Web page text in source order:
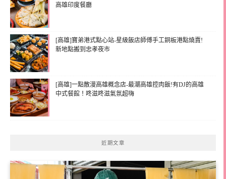
高雄印度餐廳
[高雄]寶弟港式點心站-星級飯店師傅手工銅板港點燒賣!
新地點搬到忠孝夜市
[高雄]一點散漫高雄概念店-最潮高雄控肉飯!有DJ的高雄
中式餐館！咚滋咚滋氣氛超嗨
近期文章